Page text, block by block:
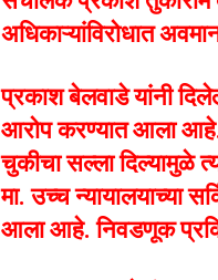
अधिकाऱ्यांविरोधात
प्रकाश बेलवाडे यांनी
आरोप करण्यात आला आहे.
चुकीचा सल्ला दिल्यामुळे
मा. उच्च न्यायालयाच्या
आला आहे. निवडणूक